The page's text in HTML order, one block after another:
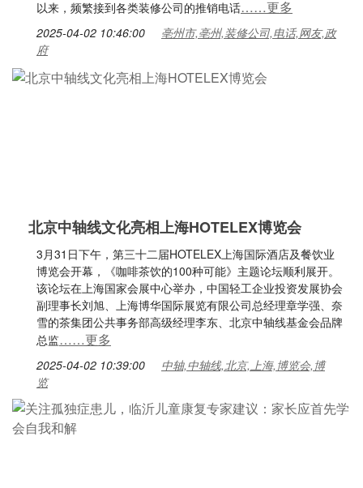
以来，频繁接到各类装修公司的推销电话……更多
2025-04-02 10:46:00
亳州市,亳州,装修公司,电话,网友,政
府
北京中轴线文化亮相上海HOTELEX博览会
3月31日下午，第三十二届HOTELEX上海国际酒店及餐饮业
博览会开幕，《咖啡茶饮的100种可能》主题论坛顺利展开。
该论坛在上海国家会展中心举办，中国轻工企业投资发展协会
副理事长刘旭、上海博华国际展览有限公司总经理章学强、奈
雪的茶集团公共事务部高级经理李东、北京中轴线基金会品牌
总监……更多
2025-04-02 10:39:00
中轴,中轴线,北京,上海,博览会,博
览